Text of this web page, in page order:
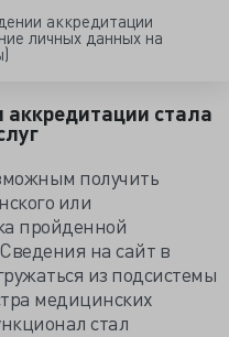
аккредитации
личных данных на
стала
получить
или
пройденной
на сайт в
из подсистемы
медицинских
стал